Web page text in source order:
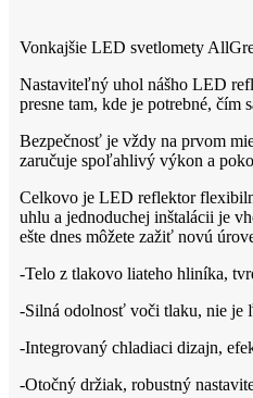
Vonkajšie LED svetlomety
Nastaviteľný uhol nášho LED
presne tam, kde je potrebné,
Bezpečnosť je vždy na prvom
zaručuje spoľahlivý výkon a
Celkovo je LED reflektor
uhlu a jednoduchej inštalácii je
ešte dnes môžete zažiť novú
-Telo z tlakovo liateho hliníka,
-Silná odolnosť voči tlaku, nie je
-Integrovaný chladiaci dizajn,
-Otočný držiak, robustný